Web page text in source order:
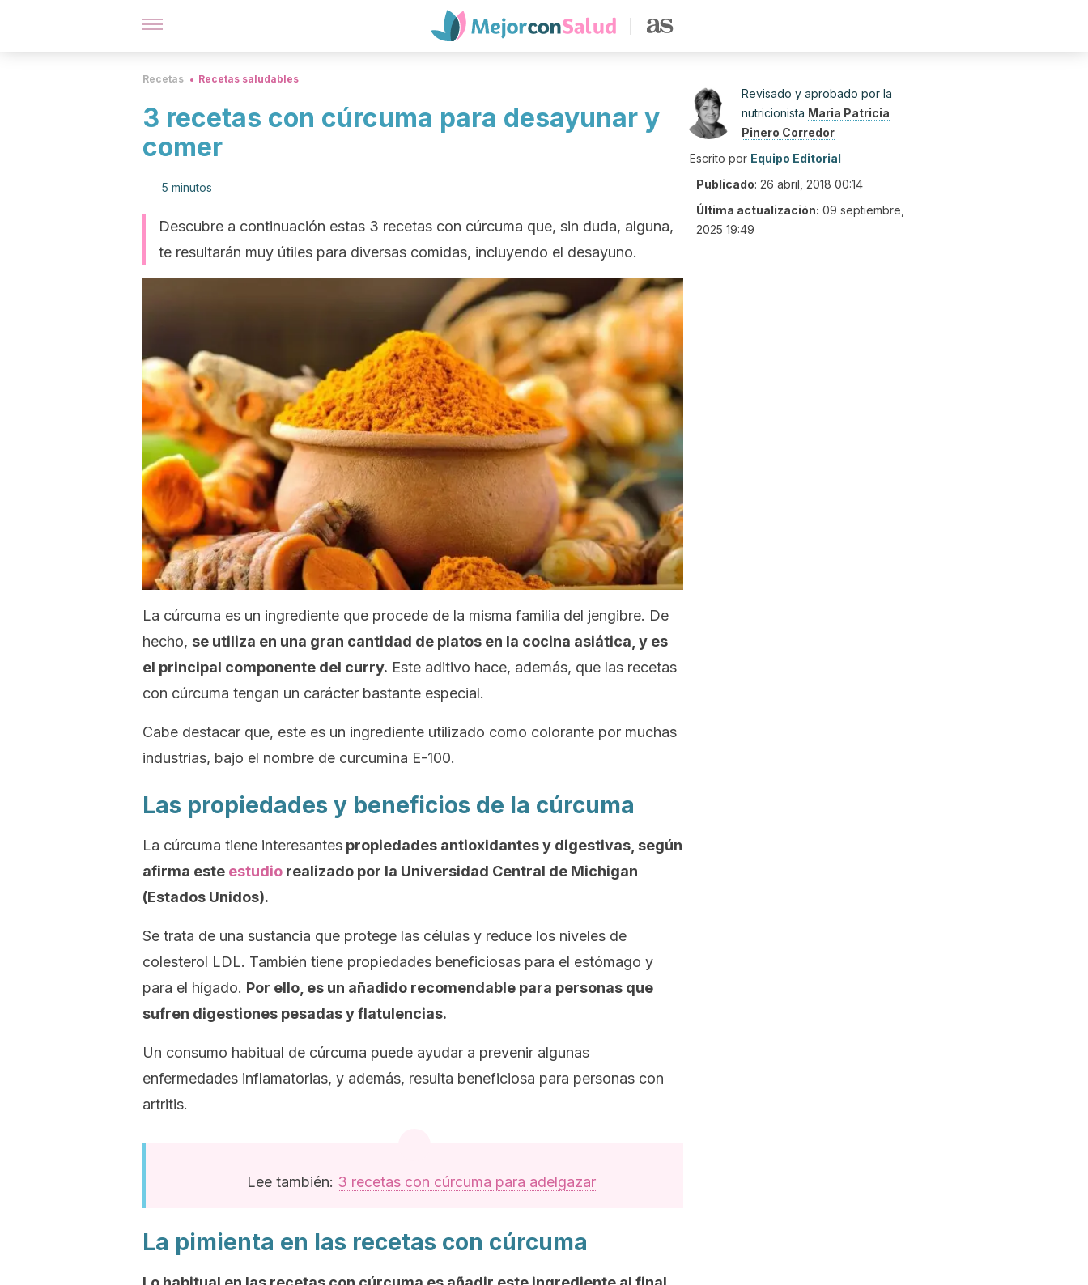
Recetas Recetas saludables
3 recetas con cúrcuma para desayunar y
comer
5 minutos
Descubre a continuación estas 3 recetas con cúrcuma que, sin duda, alguna,
te resultarán muy útiles para diversas comidas, incluyendo el desayuno.
La cúrcuma es un ingrediente que procede de la misma familia del jengibre. De
hecho, se utiliza en una gran cantidad de platos en la cocina asiática, y es
el principal componente del curry. Este aditivo hace, además, que las recetas
con cúrcuma tengan un carácter bastante especial.
Cabe destacar que, este es un ingrediente utilizado como colorante por muchas
industrias, bajo el nombre de curcumina E-100.
Las propiedades y beneficios de la cúrcuma
La cúrcuma tiene interesantes propiedades antioxidantes y digestivas, según
afirma este estudio realizado por la Universidad Central de Michigan
(Estados Unidos).
Se trata de una sustancia que protege las células y reduce los niveles de
colesterol LDL. También tiene propiedades beneficiosas para el estómago y
para el hígado. Por ello, es un añadido recomendable para personas que
sufren digestiones pesadas y flatulencias.
Un consumo habitual de cúrcuma puede ayudar a prevenir algunas
enfermedades inflamatorias, y además, resulta beneficiosa para personas con
artritis.
Lee también: 3 recetas con cúrcuma para adelgazar
La pimienta en las recetas con cúrcuma
Revisado y aprobado por la
nutricionista Maria Patricia
Pinero Corredor
Escrito por Equipo Editorial
Publicado: 26 abril, 2018 00:14
Última actualización: 09 septiembre,
2025 19:49